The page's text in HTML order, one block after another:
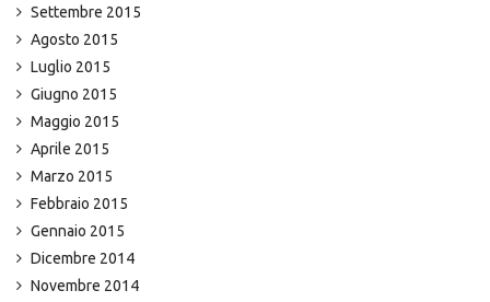
Settembre 2015
Agosto 2015
Luglio 2015
Giugno 2015
Maggio 2015
Aprile 2015
Marzo 2015
Febbraio 2015
Gennaio 2015
Dicembre 2014
Novembre 2014